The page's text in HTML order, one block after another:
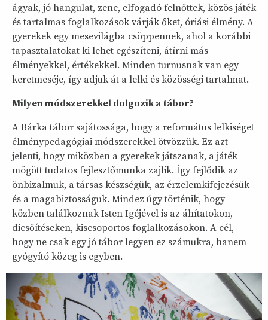
ágyak, jó hangulat, zene, elfogadó felnőttek, közös játék
és tartalmas foglalkozások várják őket, óriási élmény. A
gyerekek egy mesevilágba csöppennek, ahol a korábbi
tapasztalatokat ki lehet egészíteni, átírni más
élményekkel, értékekkel. Minden turnusnak van egy
keretmeséje, így adjuk át a lelki és közösségi tartalmat.
Milyen módszerekkel dolgozik a tábor?
A Bárka tábor sajátossága, hogy a református lelkiséget
élménypedagógiai módszerekkel ötvözzük. Ez azt
jelenti, hogy miközben a gyerekek játszanak, a játék
mögött tudatos fejlesztőmunka zajlik. Így fejlődik az
önbizalmuk, a társas készségük, az érzelemkifejezésük
és a magabiztosságuk. Mindez úgy történik, hogy
közben találkoznak Isten Igéjével is az áhítatokon,
dicsőítéseken, kiscsoportos foglalkozásokon. A cél,
hogy ne csak egy jó tábor legyen ez számukra, hanem
gyógyító közeg is egyben.